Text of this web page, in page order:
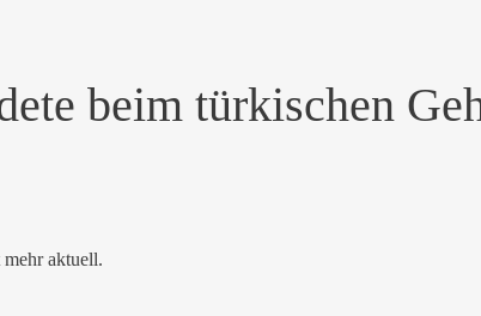
beim türkischen
aktuell.